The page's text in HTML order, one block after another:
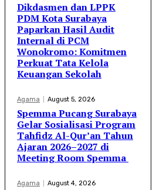
Dikdasmen dan LPPK
PDM Kota Surabaya
Paparkan Hasil Audit
Internal di PCM
Wonokromo: Komitmen
Perkuat Tata Kelola
Keuangan Sekolah
Agama August 5, 2026
Spemma Pucang Surabaya
Gelar Sosialisasi Program
Tahfidz Al-Qur’an Tahun
Ajaran 2026–2027 di
Meeting Room Spemma
Agama August 4, 2026